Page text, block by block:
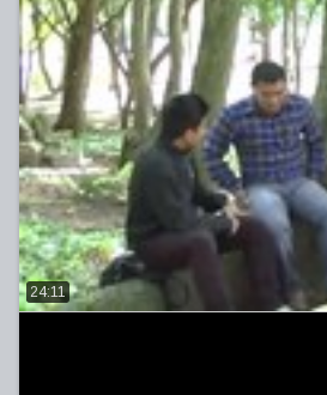
24:11